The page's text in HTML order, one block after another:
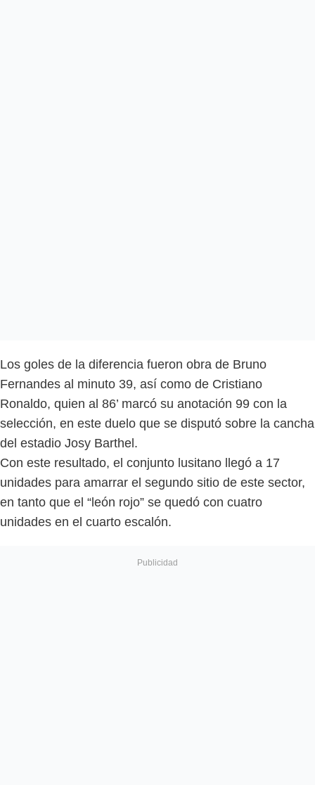
Los goles de la diferencia fueron obra de Bruno
Fernandes al minuto 39, así como de Cristiano
Ronaldo, quien al 86’ marcó su anotación 99 con la
selección, en este duelo que se disputó sobre la cancha
del estadio Josy Barthel.
Con este resultado, el conjunto lusitano llegó a 17
unidades para amarrar el segundo sitio de este sector,
en tanto que el “león rojo” se quedó con cuatro
unidades en el cuarto escalón.